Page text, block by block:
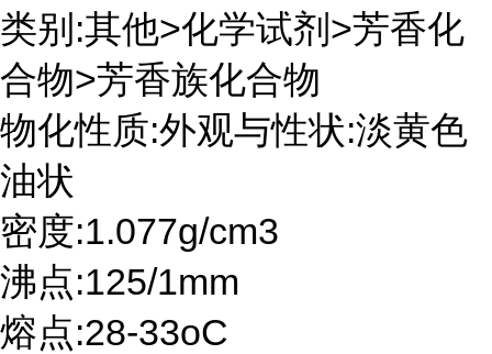
类别:其他>化学试剂>芳香化
合物>芳香族化合物
物化性质:外观与性状:淡黄色
油状
密度:1.077g/cm3
沸点:125/1mm
熔点:28-33oC